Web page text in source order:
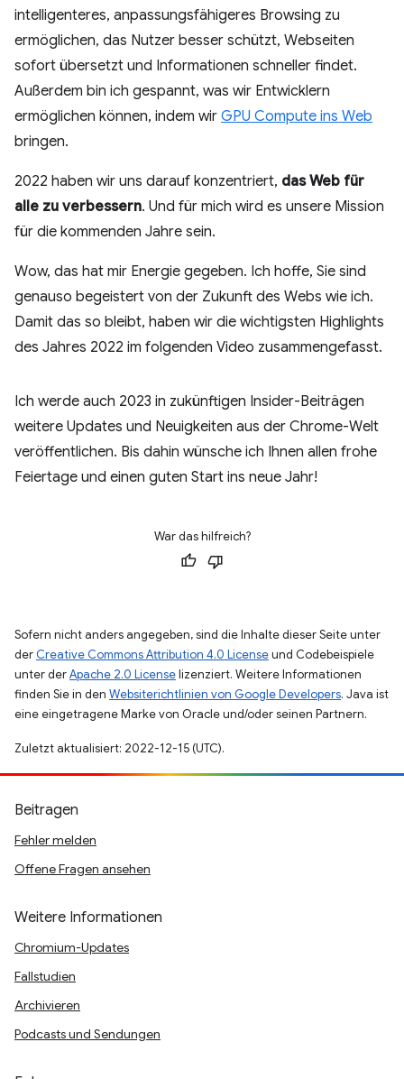
intelligenteres, anpassungsfähigeres Browsing zu
ermöglichen, das Nutzer besser schützt, Webseiten
sofort übersetzt und Informationen schneller findet.
Außerdem bin ich gespannt, was wir Entwicklern
ermöglichen können, indem wir GPU Compute ins Web
bringen.
2022 haben wir uns darauf konzentriert, das Web für
alle zu verbessern. Und für mich wird es unsere Mission
für die kommenden Jahre sein.
Wow, das hat mir Energie gegeben. Ich hoffe, Sie sind
genauso begeistert von der Zukunft des Webs wie ich.
Damit das so bleibt, haben wir die wichtigsten Highlights
des Jahres 2022 im folgenden Video zusammengefasst.
Ich werde auch 2023 in zukünftigen Insider-Beiträgen
weitere Updates und Neuigkeiten aus der Chrome-Welt
veröffentlichen. Bis dahin wünsche ich Ihnen allen frohe
Feiertage und einen guten Start ins neue Jahr!
War das hilfreich?
Sofern nicht anders angegeben, sind die Inhalte dieser Seite unter
der Creative Commons Attribution 4.0 Licenseund Codebeispiele
unter derApache 2.0 Licenselizenziert. Weitere Informationen
finden Sie in den Websiterichtlinien von Google Developers. Java ist
eine eingetragene Marke von Oracle und/oder seinen Partnern.
Zuletzt aktualisiert: 2022-12-15 (UTC).
Beitragen
Fehler melden
Offene Fragen ansehen
Weitere Informationen
Chromium-Updates
Fallstudien
Archivieren
Podcasts und Sendungen